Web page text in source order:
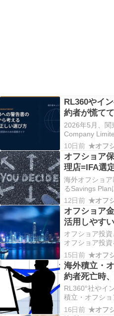
RL360やイ
約者が慌て
ポイント！
なら移管す
2026年5月、
Company
取引業の登録
Plan)等の集団
いたとして警
居…
10日前
オフショア
理店=IFA選
応、各社の
うご紹介は
海外オフショ
るSavings
Financial
までを請け負
理店＝IFAの選
いる。 オ…
12日前
オフショア
活用しやす
下で有用な
れている！
オフショア投資
オフショア投
融立国はオフ
る。 日本から
香港！ オフシ
てみると、以下
小…
15日前
海外積立・
約者死亡時
め！共有名
益者を設定
RL360°社やイ
積立・オフシ
約者が死亡し
16日前